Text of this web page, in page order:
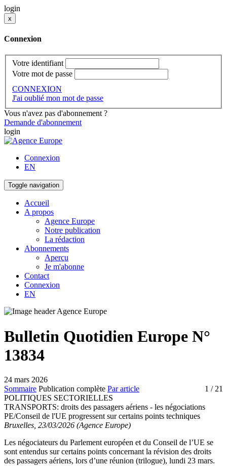
login
x
Connexion
Votre identifiant
Votre mot de passe
CONNEXION
J'ai oublié mon mot de passe
Vous n'avez pas d'abonnement ?
Demande d'abonnement
login
Connexion
EN
Toggle navigation
Accueil
A propos
Agence Europe
Notre publication
La rédaction
Abonnements
Aperçu
Je m'abonne
Contact
Connexion
EN
Bulletin Quotidien Europe N°
13834
24 mars 2026
Sommaire Publication complète Par article 1 / 21
POLITIQUES SECTORIELLES
TRANSPORTS: droits des passagers aériens - les négociations
PE/Conseil de l'UE progressent sur certains points techniques
Bruxelles, 23/03/2026 (Agence Europe)
Les négociateurs du Parlement européen et du Conseil de l’UE se
sont entendus sur certains points concernant la révision des droits
des passagers aériens, lors d’une réunion (trilogue), lundi 23 mars.